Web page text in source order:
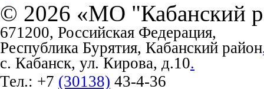
© 2026 «МО "Кабанский
671200, Российская Федерация,
Республика Бурятия, Кабанский район
с. Кабанск, ул. Кирова, д.10.
Тел.: +7 (30138) 43-4-36